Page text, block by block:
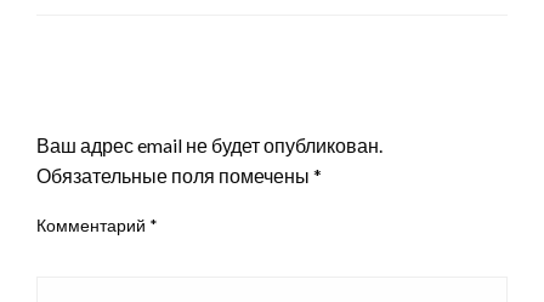
Ваш адрес email не будет опубликован.
Обязательные поля помечены *
Комментарий *